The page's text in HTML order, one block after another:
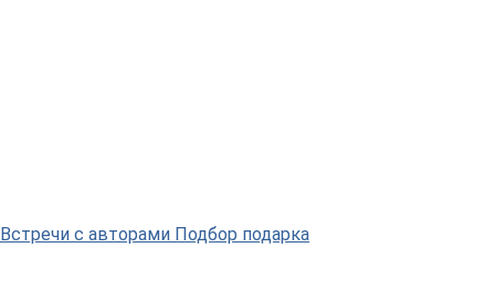
Встречи с авторами Подбор подарка